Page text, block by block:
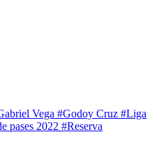
Vega #Godoy Cruz #Liga
pases 2022 #Reserva